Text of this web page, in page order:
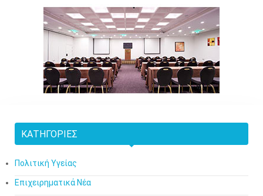
ΚΑΤΗΓΟΡΊΕΣ
Πολιτική Υγείας
Επιχειρηματικά Νέα